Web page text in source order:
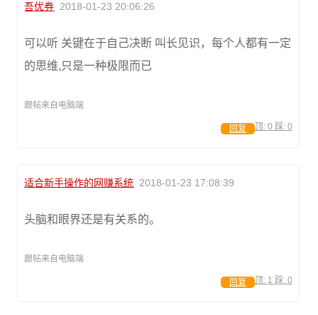
吾优券 2018-01-23 20:06:26
可以听 关键在于自己决断 叫长见识，每个人都有一定
的思维,只是一种极限而已
跟帖来自电脑端
顶: 0 踩: 0
回复
适合新手操作的网赚系统 2018-01-23 17:08:39
头脑和眼界还是有关系的。
跟帖来自电脑端
顶: 1 踩: 0
回复